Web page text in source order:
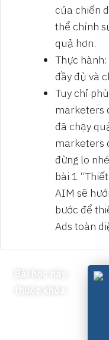
của chiến
thể chỉnh
quả hơn.
Thực
đầy đủ và
Tuy chỉ
marketers
đã chạy
marketers
đừng lo
bài 1
AIM sẽ
bước để
Ads toàn
Bài học này
thuộc khóa